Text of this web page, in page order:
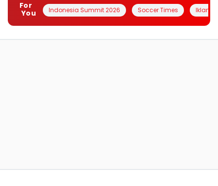
For
You
Indonesia Summit 2026 Soccer Times Iklanin